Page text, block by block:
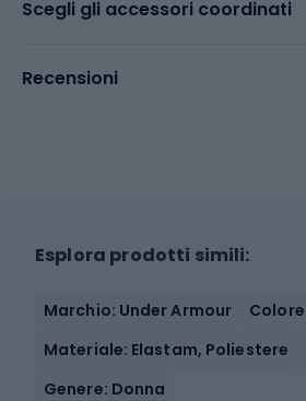
Scegli gli accessori coordinati
Recensioni
Esplora prodotti simili:
Marchio: Under Armour
Materiale: Elastam, Poliestere
Genere: Donna